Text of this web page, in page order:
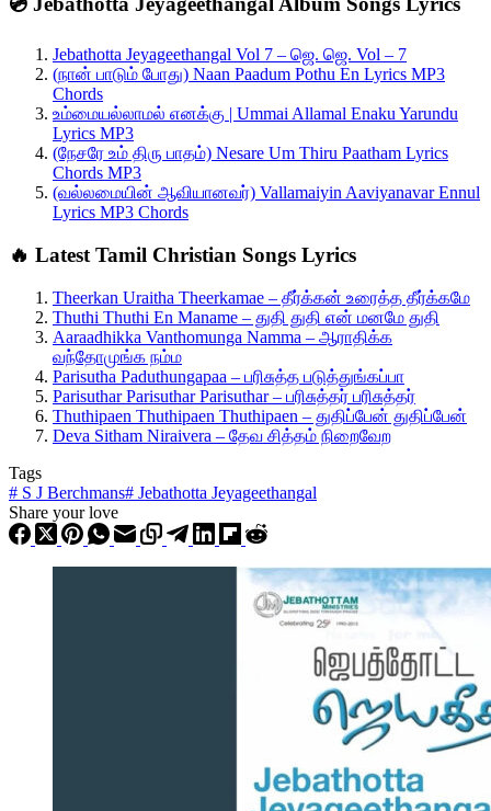
Jebathotta Jeyageethangal Vol 7 – ஜெ. ஜெ. Vol – 7
(நான் பாடும் போது) Naan Paadum Pothu En Lyrics MP3
Chords
உம்மையல்லாமல் எனக்கு | Ummai Allamal Enaku Yarundu
Lyrics MP3
(நேசரே உம் திரு பாதம்) Nesare Um Thiru Paatham Lyrics
Chords MP3
(வல்லமையின் ஆவியானவர்) Vallamaiyin Aaviyanavar Ennul
Lyrics MP3 Chords
🔥 Latest Tamil Christian Songs Lyrics
Theerkan Uraitha Theerkamae – தீர்க்கன் உரைத்த தீர்க்கமே
Thuthi Thuthi En Maname – துதி துதி என் மனமே துதி
Aaraadhikka Vanthomunga Namma – ஆராதிக்க
வந்தோமுங்க நம்ம
Parisutha Paduthungapaa – பரிசுத்த படுத்துங்கப்பா
Parisuthar Parisuthar Parisuthar – பரிசுத்தர் பரிசுத்தர்
Thuthipaen Thuthipaen Thuthipaen – துதிப்பேன் துதிப்பேன்
Deva Sitham Niraivera – தேவ சித்தம் நிறைவேற
Tags
# S J Berchmans# Jebathotta Jeyageethangal
Share your love